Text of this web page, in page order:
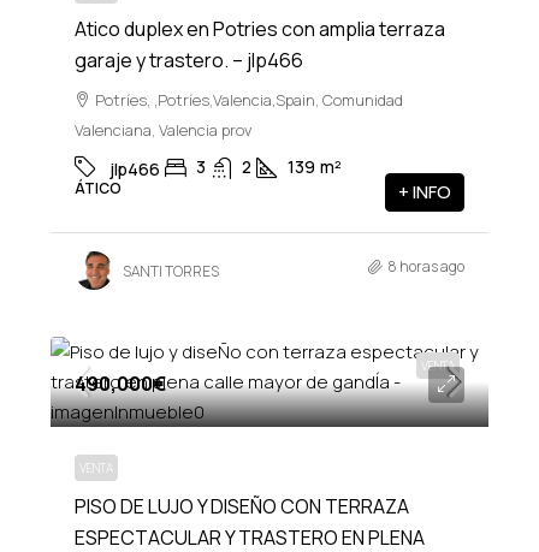
Atico duplex en Potries con amplia terraza
garaje y trastero. – jlp466
Potríes, ,Potríes,Valencia,Spain, Comunidad
Valenciana, Valencia prov
jlp466 3 2 139 m²
ÁTICO + INFO
SANTI TORRES 8 horas ago
VENTA
490,000€
VENTA
PISO DE LUJO Y DISEÑO CON TERRAZA
ESPECTACULAR Y TRASTERO EN PLENA